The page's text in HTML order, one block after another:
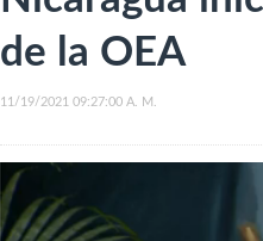
de la OEA
11/19/2021 09:27:00 A. M.